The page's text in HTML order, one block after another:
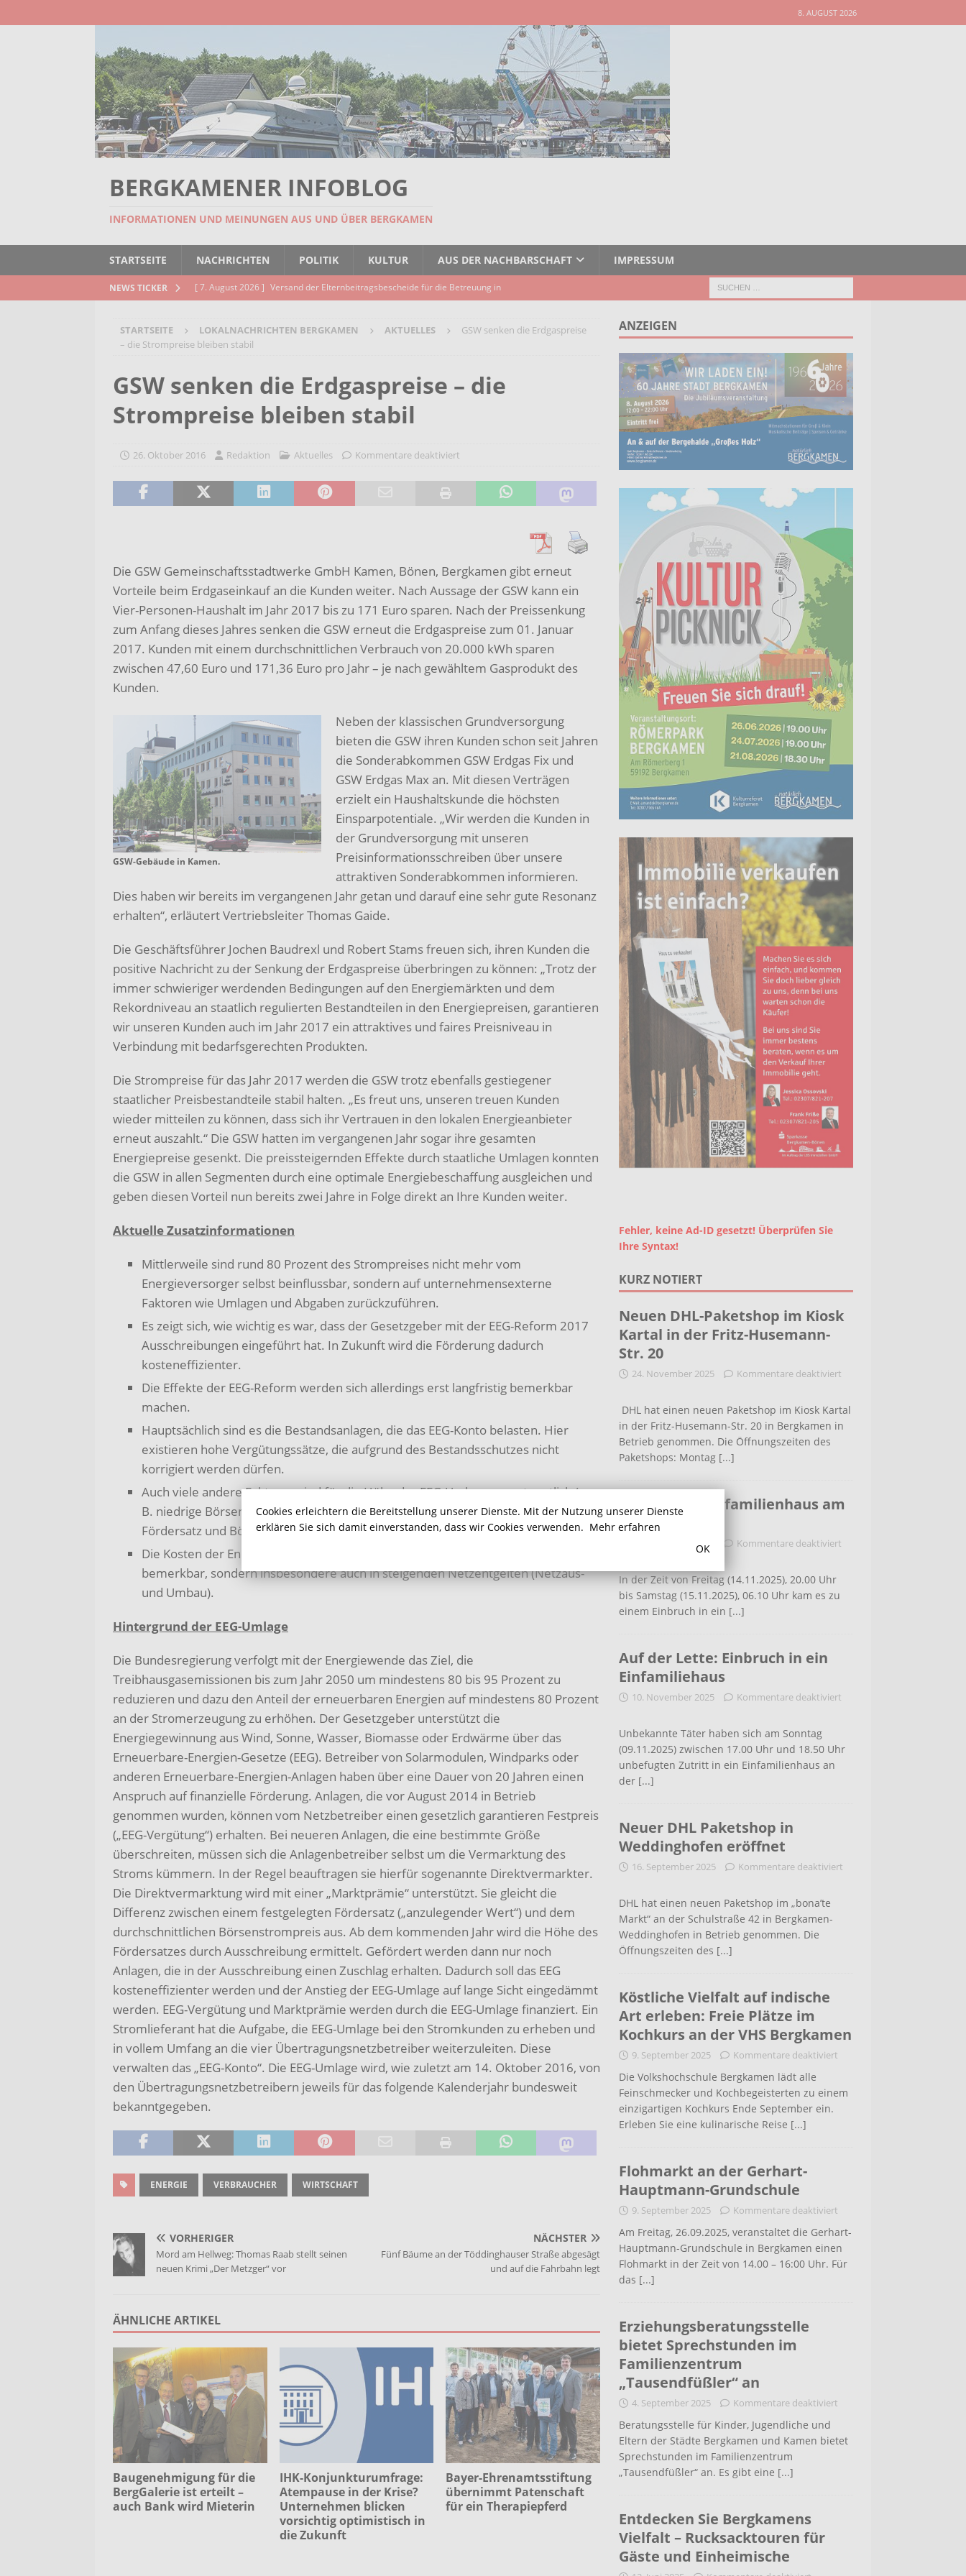
8. AUGUST 2026
BERGKAMENER INFOBLOG
INFORMATIONEN UND MEINUNGEN AUS UND ÜBER BERGKAMEN
STARTSEITE NACHRICHTEN POLITIK KULTUR AUS DER NACHBARSCHAFT IMPRESSUM
NEWS TICKER [ 7. August 2026 ] Versand der Elternbeitragsbescheide für die Betreuung in
[ 7. August 2026 ] Selbsthilfegruppe lädt zum gemeinsamen Singen ein!
AKTUELLES
Bergehalde „Großes Holz“
AKTUELLES
[ 6. August 2026 ] Pflege- und Wohnberatung im Gemeindebüro an der Christuskirche in Rünthe
[ 7. August 2026 ]
Sommerakademie – Kunst vor Ort 2026: Letzte Plätze bei Stein- oder
Holzbildhauerei sichern!
AKTUELLES
STARTSEITE LOKALNACHRICHTEN BERGKAMEN AKTUELLES
GSW senken die Erdgaspreise
– die Strompreise bleiben stabil
GSW senken die Erdgaspreise – die
Strompreise bleiben stabil
26. Oktober 2016 Redaktion Aktuelles Kommentare deaktiviert
Die GSW Gemeinschaftsstadtwerke GmbH Kamen, Bönen, Bergkamen gibt erneut
Vorteile beim Erdgaseinkauf an die Kunden weiter. Nach Aussage der GSW kann ein
Vier-Personen-Haushalt im Jahr 2017 bis zu 171 Euro sparen. Nach der Preissenkung
zum Anfang dieses Jahres senken die GSW erneut die Erdgaspreise zum 01. Januar
2017. Kunden mit einem durchschnittlichen Verbrauch von 20.000 kWh sparen
zwischen 47,60 Euro und 171,36 Euro pro Jahr – je nach gewähltem Gasprodukt des
Kunden.
GSW-Gebäude in Kamen.
Neben der klassischen Grundversorgung
bieten die GSW ihren Kunden schon seit Jahren
die Sonderabkommen GSW Erdgas Fix und
GSW Erdgas Max an. Mit diesen Verträgen
erzielt ein Haushaltskunde die höchsten
Einsparpotentiale. „Wir werden die Kunden in
der Grundversorgung mit unseren
Preisinformationsschreiben über unsere
attraktiven Sonderabkommen informieren.
Dies haben wir bereits im vergangenen Jahr getan und darauf eine sehr gute Resonanz
erhalten“, erläutert Vertriebsleiter Thomas Gaide.
Die Geschäftsführer Jochen Baudrexl und Robert Stams freuen sich, ihren Kunden die
positive Nachricht zu der Senkung der Erdgaspreise überbringen zu können: „Trotz der
immer schwieriger werdenden Bedingungen auf den Energiemärkten und dem
Rekordniveau an staatlich regulierten Bestandteilen in den Energiepreisen, garantieren
wir unseren Kunden auch im Jahr 2017 ein attraktives und faires Preisniveau in
Verbindung mit bedarfsgerechten Produkten.
Die Strompreise für das Jahr 2017 werden die GSW trotz ebenfalls gestiegener
staatlicher Preisbestandteile stabil halten. „Es freut uns, unseren treuen Kunden
wieder mitteilen zu können, dass sich ihr Vertrauen in den lokalen Energieanbieter
erneut auszahlt.“ Die GSW hatten im vergangenen Jahr sogar ihre gesamten
Energiepreise gesenkt. Die preissteigernden Effekte durch staatliche Umlagen konnten
die GSW in allen Segmenten durch eine optimale Energiebeschaffung ausgleichen und
geben diesen Vorteil nun bereits zwei Jahre in Folge direkt an Ihre Kunden weiter.
Aktuelle Zusatzinformationen
Mittlerweile sind rund 80 Prozent des Strompreises nicht mehr vom
Energieversorger selbst beinflussbar, sondern auf unternehmensexterne
Faktoren wie Umlagen und Abgaben zurückzuführen.
Es zeigt sich, wie wichtig es war, dass der Gesetzgeber mit der EEG-Reform 2017
Ausschreibungen eingeführt hat. In Zukunft wird die Förderung dadurch
kosteneffizienter.
Die Effekte der EEG-Reform werden sich allerdings erst langfristig bemerkbar
machen.
Hauptsächlich sind es die Bestandsanlagen, die das EEG-Konto belasten. Hier
existieren hohe Vergütungssätze, die aufgrund des Bestandsschutzes nicht
korrigiert werden dürfen.
Auch viele andere Faktoren sind für die Höhe der EEG-Umlage verantwortlich (z.
B. niedrige Börsenstrompreise, Marktprämie gleicht Differenz zwischen
Fördersatz und Börsenstrompreis aus).
Die Kosten der Energiewende machen sich nicht nur in der EEG-Umlage
bemerkbar, sondern insbesondere auch in steigenden Netzentgelten (Netzaus-
und Umbau).
Hintergrund der EEG-Umlage
Die Bundesregierung verfolgt mit der Energiewende das Ziel, die
Treibhausgasemissionen bis zum Jahr 2050 um mindestens 80 bis 95 Prozent zu
reduzieren und dazu den Anteil der erneuerbaren Energien auf mindestens 80 Prozent
an der Stromerzeugung zu erhöhen. Der Gesetzgeber unterstützt die
Energiegewinnung aus Wind, Sonne, Wasser, Biomasse oder Erdwärme über das
Erneuerbare-Energien-Gesetze (EEG). Betreiber von Solarmodulen, Windparks oder
anderen Erneuerbare-Energien-Anlagen haben über eine Dauer von 20 Jahren einen
Anspruch auf finanzielle Förderung. Anlagen, die vor August 2014 in Betrieb
genommen wurden, können vom Netzbetreiber einen gesetzlich garantieren Festpreis
(„EEG-Vergütung“) erhalten. Bei neueren Anlagen, die eine bestimmte Größe
überschreiten, müssen sich die Anlagenbetreiber selbst um die Vermarktung des
Stroms kümmern. In der Regel beauftragen sie hierfür sogenannte Direktvermarkter.
Die Direktvermarktung wird mit einer „Marktprämie“ unterstützt. Sie gleicht die
Differenz zwischen einem festgelegten Fördersatz („anzulegender Wert“) und dem
durchschnittlichen Börsenstrompreis aus. Ab dem kommenden Jahr wird die Höhe des
Fördersatzes durch Ausschreibung ermittelt. Gefördert werden dann nur noch
Anlagen, die in der Ausschreibung einen Zuschlag erhalten. Dadurch soll das EEG
kosteneffizienter werden und der Anstieg der EEG-Umlage auf lange Sicht eingedämmt
werden. EEG-Vergütung und Marktprämie werden durch die EEG-Umlage finanziert. Ein
Stromlieferant hat die Aufgabe, die EEG-Umlage bei den Stromkunden zu erheben und
in vollem Umfang an die vier Übertragungsnetzbetreiber weiterzuleiten. Diese
verwalten das „EEG-Konto“. Die EEG-Umlage wird, wie zuletzt am 14. Oktober 2016, von
den Übertragungsnetzbetreibern jeweils für das folgende Kalenderjahr bundesweit
bekanntgegeben.
ENERGIE VERBRAUCHER WIRTSCHAFT
VORHERIGER
Mord am Hellweg: Thomas Raab stellt seinen
neuen Krimi „Der Metzger“ vor
NÄCHSTER
Fünf Bäume an der Töddinghauser Straße abgesägt
und auf die Fahrbahn legt
ÄHNLICHE ARTIKEL
Baugenehmigung für die
BergGalerie ist erteilt –
auch Bank wird Mieterin
IHK-Konjunkturumfrage:
Atempause in der Krise?
Unternehmen blicken
vorsichtig optimistisch in
die Zukunft
Bayer-Ehrenamtsstiftung
übernimmt Patenschaft
für ein Therapiepferd
ANZEIGEN
Fehler, keine Ad-ID gesetzt! Überprüfen Sie
Ihre Syntax!
KURZ NOTIERT
Neuen DHL-Paketshop im Kiosk
Kartal in der Fritz-Husemann-
Str. 20
24. November 2025 Kommentare deaktiviert
DHL hat einen neuen Paketshop im Kiosk Kartal
in der Fritz-Husemann-Str. 20 in Bergkamen in
Betrieb genommen. Die Öffnungszeiten des
Paketshops: Montag [...]
Einbruch in Einfamilienhaus am
Haldenweg
16. November 2025 Kommentare deaktiviert
In der Zeit von Freitag (14.11.2025), 20.00 Uhr
bis Samstag (15.11.2025), 06.10 Uhr kam es zu
einem Einbruch in ein [...]
Auf der Lette: Einbruch in ein
Einfamiliehaus
10. November 2025 Kommentare deaktiviert
Unbekannte Täter haben sich am Sonntag
(09.11.2025) zwischen 17.00 Uhr und 18.50 Uhr
unbefugten Zutritt in ein Einfamilienhaus an
der [...]
Neuer DHL Paketshop in
Weddinghofen eröffnet
16. September 2025 Kommentare deaktiviert
DHL hat einen neuen Paketshop im „bona’te
Markt“ an der Schulstraße 42 in Bergkamen-
Weddinghofen in Betrieb genommen. Die
Öffnungszeiten des [...]
Köstliche Vielfalt auf indische
Art erleben: Freie Plätze im
Kochkurs an der VHS Bergkamen
9. September 2025 Kommentare deaktiviert
Die Volkshochschule Bergkamen lädt alle
Feinschmecker und Kochbegeisterten zu einem
einzigartigen Kochkurs Ende September ein.
Erleben Sie eine kulinarische Reise [...]
Flohmarkt an der Gerhart-
Hauptmann-Grundschule
9. September 2025 Kommentare deaktiviert
Am Freitag, 26.09.2025, veranstaltet die Gerhart-
Hauptmann-Grundschule in Bergkamen einen
Flohmarkt in der Zeit von 14.00 – 16:00 Uhr. Für
das [...]
Erziehungsberatungsstelle
bietet Sprechstunden im
Familienzentrum
„Tausendfüßler“ an
4. September 2025 Kommentare deaktiviert
Beratungsstelle für Kinder, Jugendliche und
Eltern der Städte Bergkamen und Kamen bietet
Sprechstunden im Familienzentrum
„Tausendfüßler“ an. Es gibt eine [...]
Entdecken Sie Bergkamens
Vielfalt – Rucksacktouren für
Gäste und Einheimische
Cookies erleichtern die Bereitstellung unserer Dienste. Mit der Nutzung unserer Dienste
erklären Sie sich damit einverstanden, dass wir Cookies verwenden. Mehr erfahren
OK